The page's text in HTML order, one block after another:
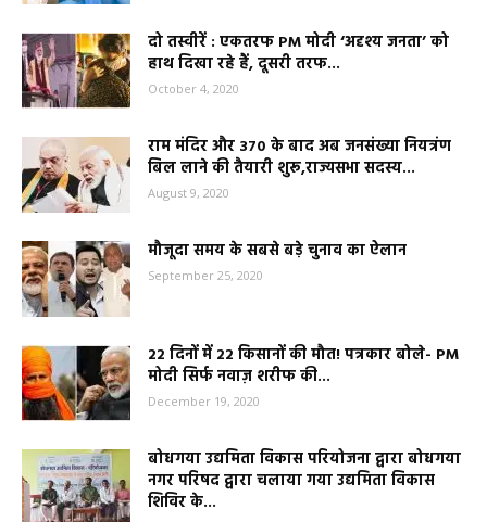
दो तस्वीरें : एकतरफ PM मोदी ‘अदृश्य जनता’ को
हाथ दिखा रहे हैं, दूसरी तरफ...
October 4, 2020
राम मंदिर और 370 के बाद अब जनसंख्या नियत्रंण
बिल लाने की तैयारी शुरू,राज्यसभा सदस्य...
August 9, 2020
मौजूदा समय के सबसे बड़े चुनाव का ऐलान
September 25, 2020
22 दिनों में 22 किसानों की मौत! पत्रकार बोले- PM
मोदी सिर्फ नवाज़ शरीफ की...
December 19, 2020
बोधगया उद्यमिता विकास परियोजना द्वारा बोधगया
नगर परिषद द्वारा चलाया गया उद्यमिता विकास
शिविर के...